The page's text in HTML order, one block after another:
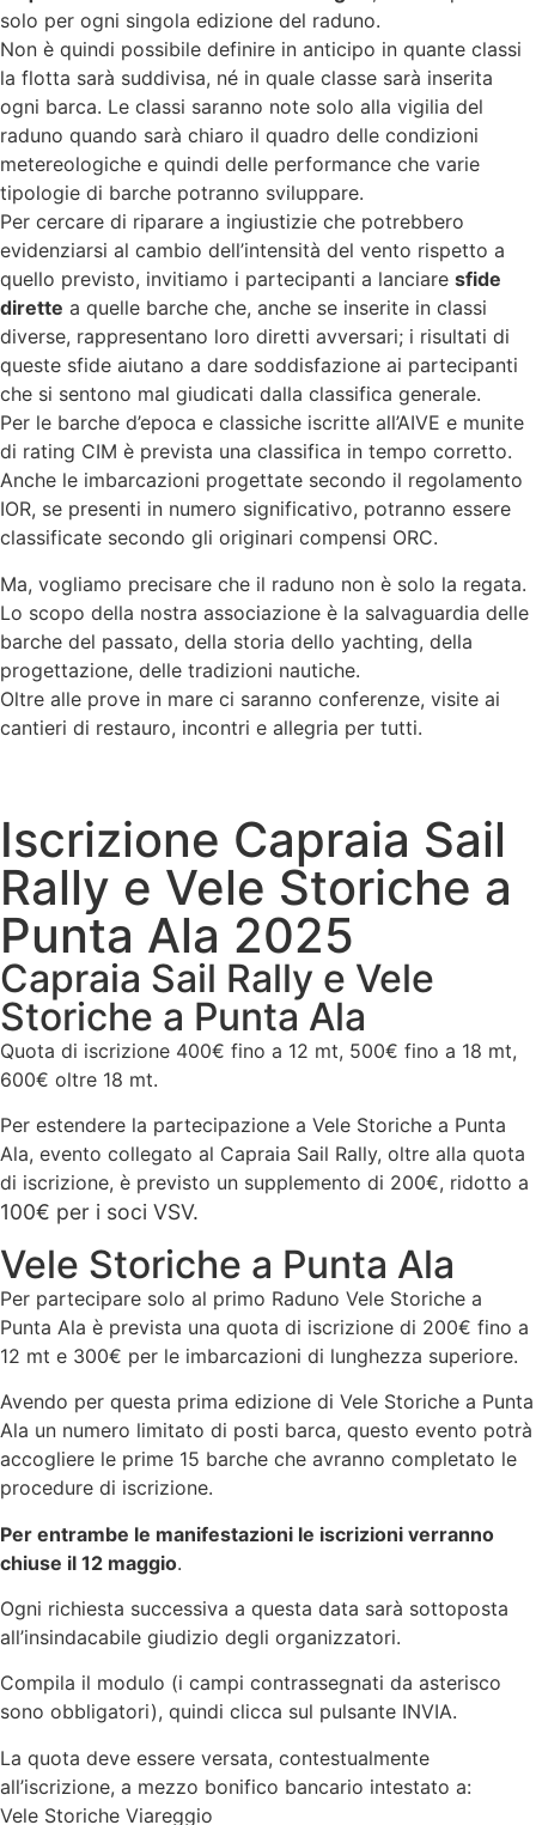
solo per ogni singola edizione del raduno.
Non è quindi possibile definire in anticipo in quante classi
la flotta sarà suddivisa, né in quale classe sarà inserita
ogni barca. Le classi saranno note solo alla vigilia del
raduno quando sarà chiaro il quadro delle condizioni
metereologiche e quindi delle performance che varie
tipologie di barche potranno sviluppare.
Per cercare di riparare a ingiustizie che potrebbero
evidenziarsi al cambio dell’intensità del vento rispetto a
quello previsto, invitiamo i partecipanti a lanciare sfide
dirette a quelle barche che, anche se inserite in classi
diverse, rappresentano loro diretti avversari; i risultati di
queste sfide aiutano a dare soddisfazione ai partecipanti
che si sentono mal giudicati dalla classifica generale.
Per le barche d’epoca e classiche iscritte all’AIVE e munite
di rating CIM è prevista una classifica in tempo corretto.
Anche le imbarcazioni progettate secondo il regolamento
IOR, se presenti in numero significativo, potranno essere
classificate secondo gli originari compensi ORC.
Ma, vogliamo precisare che il raduno non è solo la regata.
Lo scopo della nostra associazione è la salvaguardia delle
barche del passato, della storia dello yachting, della
progettazione, delle tradizioni nautiche.
Oltre alle prove in mare ci saranno conferenze, visite ai
cantieri di restauro, incontri e allegria per tutti.
Iscrizione Capraia Sail
Rally e Vele Storiche a
Punta Ala 2025
Capraia Sail Rally e Vele
Storiche a Punta Ala
Quota di iscrizione 400€ fino a 12 mt, 500€ fino a 18 mt,
600€ oltre 18 mt.
Per estendere la partecipazione a Vele Storiche a Punta
Ala, evento collegato al Capraia Sail Rally, oltre alla quota
di iscrizione, è previsto un supplemento di 200€, ridotto a
100€ per i soci VSV.
Vele Storiche a Punta Ala
Per partecipare solo al primo Raduno Vele Storiche a
Punta Ala è prevista una quota di iscrizione di 200€ fino a
12 mt e 300€ per le imbarcazioni di lunghezza superiore.
Avendo per questa prima edizione di Vele Storiche a Punta
Ala un numero limitato di posti barca, questo evento potrà
accogliere le prime 15 barche che avranno completato le
procedure di iscrizione.
Per entrambe le manifestazioni le iscrizioni verranno
chiuse il 12 maggio.
Ogni richiesta successiva a questa data sarà sottoposta
all’insindacabile giudizio degli organizzatori.
Compila il modulo (i campi contrassegnati da asterisco
sono obbligatori), quindi clicca sul pulsante INVIA.
La quota deve essere versata, contestualmente
all’iscrizione, a mezzo bonifico bancario intestato a:
Vele Storiche Viareggio